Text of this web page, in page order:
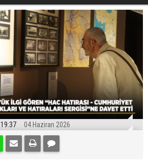
19:37 04 Haziran 2026